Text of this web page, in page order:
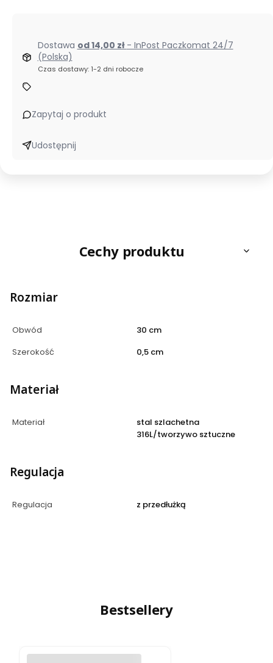
Dostawa od 14,00 zł - InPost Paczkomat 24/7
(Polska)
Czas dostawy: 1-2 dni robocze
Zapytaj o produkt
Udostępnij
Cechy produktu
Rozmiar
Obwód
30 cm
Szerokość
0,5 cm
Materiał
Materiał
stal szlachetna
316L/tworzywo sztuczne
Regulacja
Regulacja z przedłużką
Bestsellery